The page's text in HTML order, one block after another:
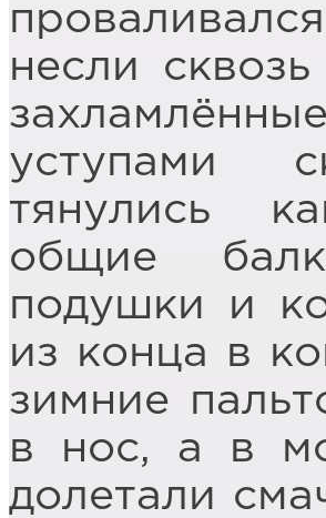
несли
уступами
тянулись
общие
подушки и
из конца в
зимние
в нос, а в
долетали